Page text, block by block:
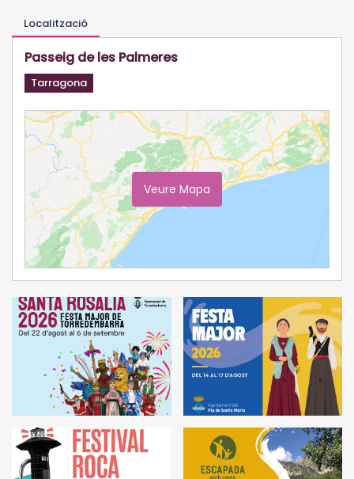
Localització
Passeig de les Palmeres
Tarragona
Veure Mapa